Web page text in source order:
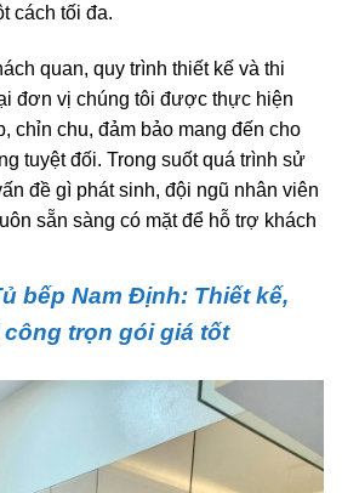
cách tối đa.
quan, quy trình thiết kế và thi
đơn vị chúng tôi được thực hiện
chỉn chu, đảm bảo mang đến cho
tuyệt đối. Trong suốt quá trình sử
đề gì phát sinh, đội ngũ nhân viên
sẵn sàng có mặt để hỗ trợ khách
bếp Nam Định: Thiết kế,
trọn gói giá tốt